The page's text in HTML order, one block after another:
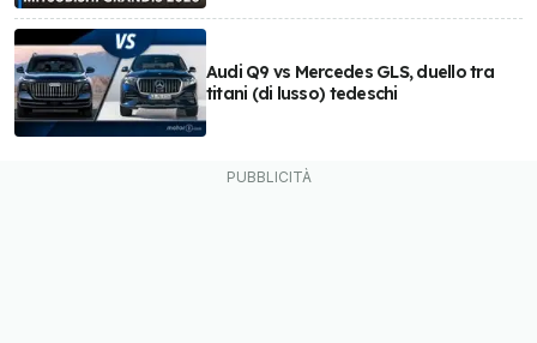
Audi Q9 vs Mercedes GLS, duello tra
titani (di lusso) tedeschi